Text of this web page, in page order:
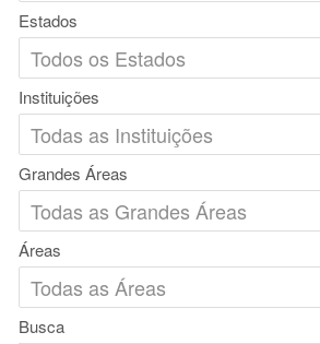
Estados
Instituições
Grandes Áreas
Áreas
Busca